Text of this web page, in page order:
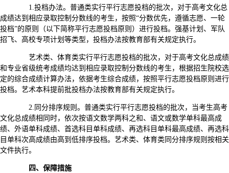
1.投档办法。普通类实行平行志愿投档的批次，对于高考文化总
成绩达到相应录取控制分数线的考生，按照“分数优先，遵循志愿、一轮
投档”的原则（以下简称平行志愿投档原则）进行投档。强基计划、军队
招飞、高校专项计划等类型，投档办法按教育部有关规定执行。
艺术类、体育类实行平行志愿投档的批次，对于高考文化总成绩
和专业省级统考成绩均达到相应录取控制分数线的考生，根据招生院校选
定的综合成绩计算办法，依据考生综合成绩，按照平行志愿投档原则进行
投档。艺术本科提前批投档办法按教育部有关规定执行。
2.同分排序规则。普通类实行平行志愿投档的批次，当考生高考
文化总成绩相同时，依次按语文数学两科之和、语文或数学单科最高成
绩、外语单科成绩、首选科目单科成绩、再选科目单科最高成绩、再选科
目单科次高成绩由高到低排序投档。艺术类、体育类同分排序规则按相关
文件执行。
四、保障措施